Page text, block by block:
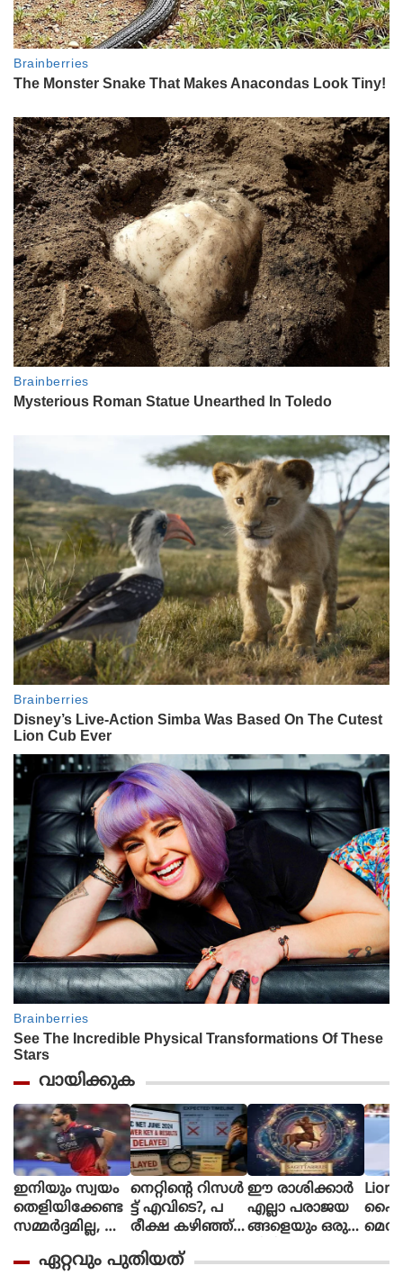
വായിക്കുക
ഇനിയും സ്വയം
തെളിയിക്കേണ്ട
സമ്മർദ്ദമില്ല, അ
ഭിച്ചാൽ സ
നെറ്റിൻ്റെ റിസൾ
ട്ട് എവിടെ?, പ
രീക്ഷ കഴിഞ്ഞ്
ഒരു മാസ
മായിട്ടും ഉത്തര
ഈ രാശിക്കാര്‍
എല്ലാ പരാജയ
ങ്ങളെയും ഒരു
വാക്കി മാറ്റുന്നു
ഏറ്റവും പുതിയത്